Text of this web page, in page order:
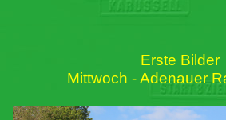
Erste Bilder
Mittwoch - Adenauer